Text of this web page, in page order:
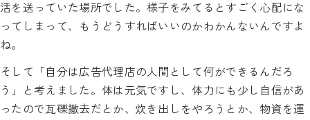
活を送っていた場所でした。様子をみてるとすごく心配にな
ってしまって、もうどうすればいいのかわかんないんですよ
ね。
そして「自分は広告代理店の人間として何ができるんだろ
う」と考えました。体は元気ですし、体力にも少し自信があ
ったので瓦礫撤去だとか、炊き出しをやろうとか、物資を運